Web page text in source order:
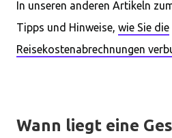
In unseren anderen Artikeln
Tipps und Hinweise, wie Sie die
Reisekostenabrechnungen
Wann liegt eine